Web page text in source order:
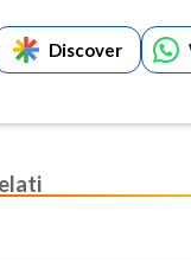
Discover